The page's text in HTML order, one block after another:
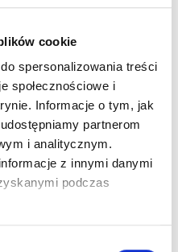
cookie
spersonalizowania treści
społecznościowe i
Informacje o tym, jak
partnerom
i analitycznym.
z innymi danymi
podczas
ARTICLE:25450-LH